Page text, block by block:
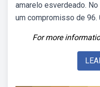
amarelo esverdeado.
um compromisso de 96.
For more